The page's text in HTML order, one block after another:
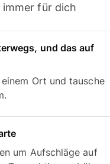
immer für dich
und das auf
Ort und tausche
um Aufschläge auf